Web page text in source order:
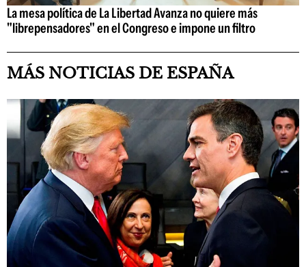
La mesa política de La Libertad Avanza no quiere más
"librepensadores" en el Congreso e impone un filtro
MÁS NOTICIAS DE ESPAÑA